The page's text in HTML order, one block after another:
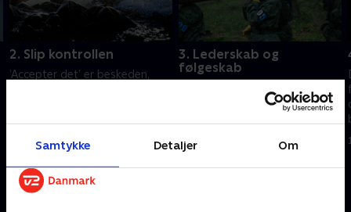
Samtykke Detaljer Om
2. Slip kontrollen
’Accepter det’ er beskeden,
over og under vandet.
29. august 2022 • 40 min
3. Lederskab og
følgeskab
samarbejde. I løbet af dagen
lede. Da dagen er omme, er
5. september 2022 • 40 min
Andre så også